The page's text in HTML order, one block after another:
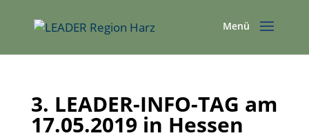
3. LEADER-INFO-TAG am
17.05.2019 in Hessen